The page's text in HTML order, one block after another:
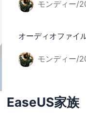
モンディー/
オーディオファイ
モンディー/
EaseUS家族